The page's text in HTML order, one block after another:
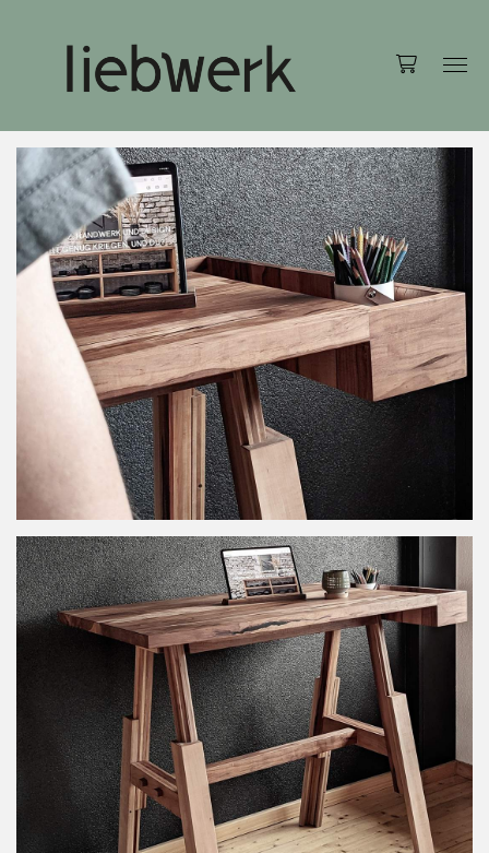
Accessoires
Tischdekoration
Möbel
Stühle
Tische